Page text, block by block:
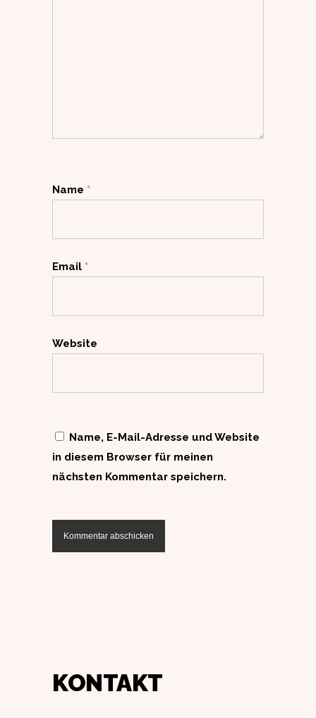
Name *
Email *
Website
Name, E-Mail-Adresse und Website
in diesem Browser für meinen
nächsten Kommentar speichern.
KONTAKT